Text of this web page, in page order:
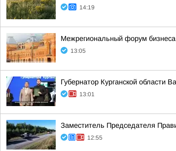
14:19
Межрегиональный форум
13:05
Губернатор Курганской области
13:01
Заместитель Председателя
12:55